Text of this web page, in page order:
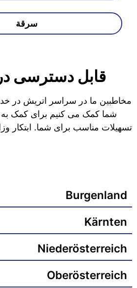
سرقة
قابل دسترسی
مخاطبین ما در سراسر اتریش در
شما کمک می کنیم برای کمک به
تسهیلات مناسب برای شما. ابتکار
Burgenland
Kärnten
Niederösterreich
Oberösterreich